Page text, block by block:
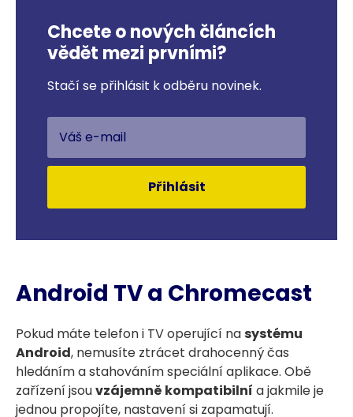
Chcete o nových článcích
vědět mezi prvními?
Stačí se přihlásit k odběru novinek.
Přihlásit
Android TV a Chromecast
Pokud máte telefon i TV operující nasystému
Android, nemusíte ztrácet drahocenný čas
hledáním a stahováním speciální aplikace. Obě
zařízení jsouvzájemně kompatibilní a jakmile je
jednou propojíte, nastavení si zapamatují.